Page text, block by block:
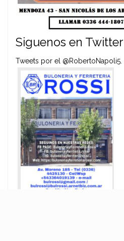
Siguenos en Twitter
Tweets por el @RobertoNapoli5.